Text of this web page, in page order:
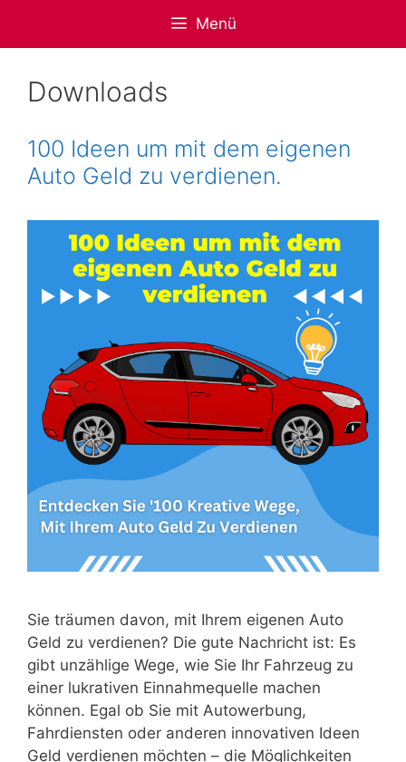
Menü
Downloads
100 Ideen um mit dem eigenen
Auto Geld zu verdienen.
Sie träumen davon, mit Ihrem eigenen Auto
Geld zu verdienen? Die gute Nachricht ist: Es
gibt unzählige Wege, wie Sie Ihr Fahrzeug zu
einer lukrativen Einnahmequelle machen
können. Egal ob Sie mit Autowerbung,
Fahrdiensten oder anderen innovativen Ideen
Geld verdienen möchten – die Möglichkeiten